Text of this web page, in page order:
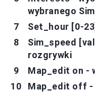
wybranego
Set_hour [0-
Sim_speed
rozgrywki
Map_edit on -
Map_edit off -